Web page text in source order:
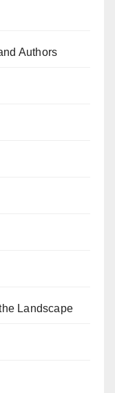
Authors
Landscape